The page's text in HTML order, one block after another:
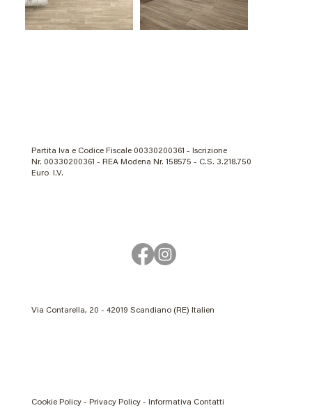
Via Contarella, 20 - 42019 Scandiano (RE) Italien
Cookie Policy - Privacy Policy - Informativa Contatti
Partita Iva e Codice Fiscale 00330200361 - Iscrizione
Nr. 00330200361 - REA Modena Nr. 158575 - C.S. 3.218.750
Euro I.V.